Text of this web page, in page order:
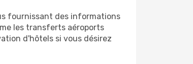
fournissant des informations
les transferts aéroports
d'hôtels si vous désirez